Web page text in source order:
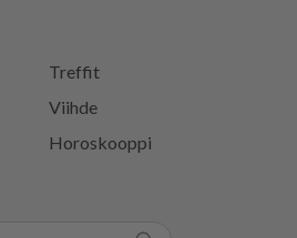
Treffit
Viihde
Horoskooppi